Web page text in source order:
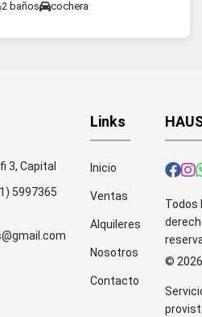
2 baños cochera
3, Capital
5997365
Links
Inicio
Ventas
Alquileres
Nosotros
Contacto
Todos
© 2026